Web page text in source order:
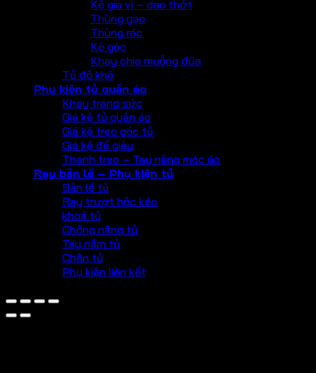
Kệ gia vị – dao thớt
Thùng gạo
Thùng rác
Kệ góc
Khay chia muỗng đũa
Tủ đồ khô
Phụ kiện tủ quần áo
Khay trang sức
Giá kệ tủ quần áo
Giá kệ treo góc tủ
Giá kệ để giày
Thanh treo – Tay nâng móc áo
Ray bản lề – Phụ kiện tủ
Bản lề tủ
Ray trượt hộc kéo
khoá tủ
Chống nâng tủ
Tay nắm tủ
Chân tủ
Phụ kiện liên kết